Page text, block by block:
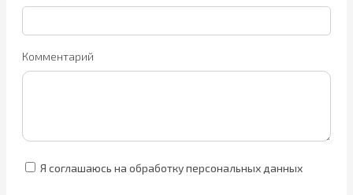
Комментарий
Я соглашаюсь на обработку персональных данных